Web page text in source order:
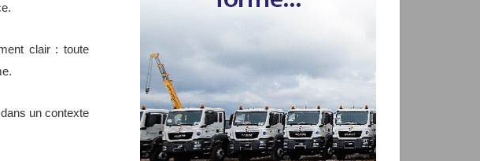
clair : toute
un contexte